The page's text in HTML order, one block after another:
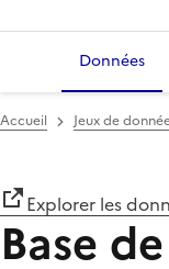
Données
Accueil Jeux de
Explorer les
Base